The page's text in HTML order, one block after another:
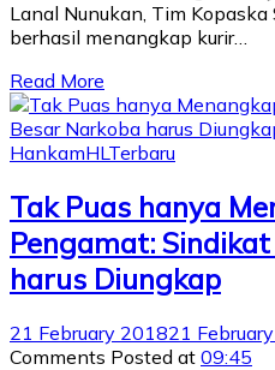
Lanal Nunukan, Tim
berhasil menangkap kurir…
Read More
HankamHL Terbaru
Tak Puas hanya
Pengamat:
harus Diungkap
21 February 201821
Comments Posted at 09:45